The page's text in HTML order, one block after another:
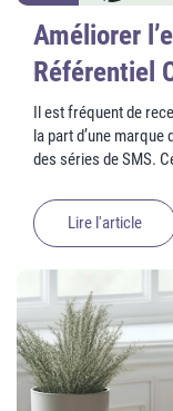
Améliorer
Référentiel
Il est fréquent de
la part d’une marque
des séries de SMS.
Lire l'article